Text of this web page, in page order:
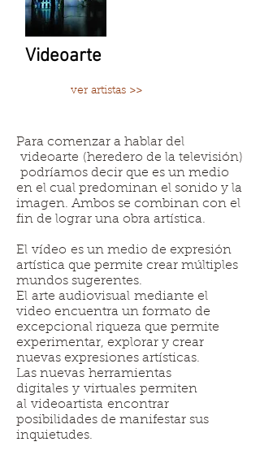
Videoarte
ver artistas >>
Para comenzar a hablar del
videoarte (heredero de la televisión)
podríamos decir que es un medio
en el cual predominan el sonido y la
imagen. Ambos se combinan con el
fin de lograr una obra artística.
El vídeo es un medio de expresión
artística que permite crear múltiples
mundos sugerentes.
El arte audiovisual mediante el
video encuentra un formato de
excepcional riqueza que permite
experimentar, explorar y crear
nuevas expresiones artísticas.
Las nuevas herramientas
digitales y virtuales permiten
al videoartista encontrar
posibilidades de manifestar sus
inquietudes.